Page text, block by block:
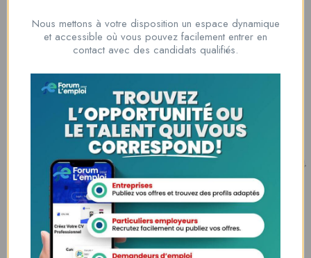
Nous contacter
00228 91917788
la solution idéale pour tous ceux qui cherchent à se connecter au
monde du travail. Que vous soyez à la recherche d’une nouvelle
opportunité professionnelle ou que vous souhaitiez recruter les meilleurs
Lome, Togo
fpe@forumpouremploi.com / 0022891917788
Espaces Candidats
Nous mettons à votre disposition un espace dynamique
et accessible où vous pouvez facilement entrer en
contact avec des candidats qualifiés.